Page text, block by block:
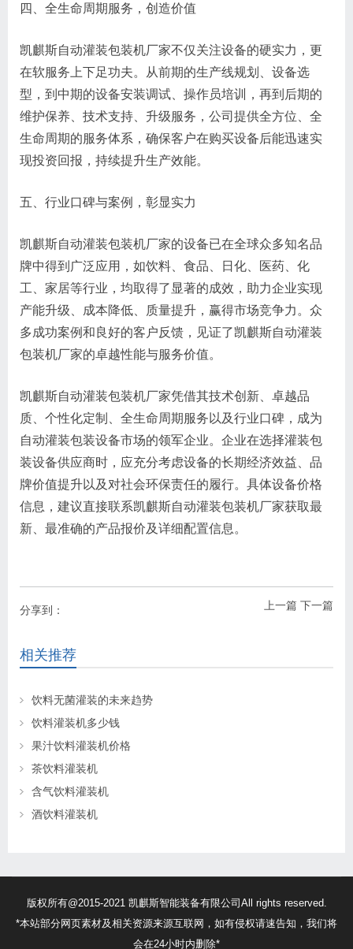
四、全生命周期服务，创造价值
凯麒斯自动灌装包装机厂家不仅关注设备的硬实力，更
在软服务上下足功夫。从前期的生产线规划、设备选
型，到中期的设备安装调试、操作员培训，再到后期的
维护保养、技术支持、升级服务，公司提供全方位、全
生命周期的服务体系，确保客户在购买设备后能迅速实
现投资回报，持续提升生产效能。
五、行业口碑与案例，彰显实力
凯麒斯自动灌装包装机厂家的设备已在全球众多知名品
牌中得到广泛应用，如饮料、食品、日化、医药、化
工、家居等行业，均取得了显著的成效，助力企业实现
产能升级、成本降低、质量提升，赢得市场竞争力。众
多成功案例和良好的客户反馈，见证了凯麒斯自动灌装
包装机厂家的卓越性能与服务价值。
凯麒斯自动灌装包装机厂家凭借其技术创新、卓越品
质、个性化定制、全生命周期服务以及行业口碑，成为
自动灌装包装设备市场的领军企业。企业在选择灌装包
装设备供应商时，应充分考虑设备的长期经济效益、品
牌价值提升以及对社会环保责任的履行。具体设备价格
信息，建议直接联系凯麒斯自动灌装包装机厂家获取最
新、最准确的产品报价及详细配置信息。
上一篇 下一篇
分享到：
相关推荐
饮料无菌灌装的未来趋势
饮料灌装机多少钱
果汁饮料灌装机价格
茶饮料灌装机
含气饮料灌装机
酒饮料灌装机
版权所有@2015-2021 凯麒斯智能装备有限公司All rights reserved.
*本站部分网页素材及相关资源来源互联网，如有侵权请速告知，我们将
会在24小时内删除*